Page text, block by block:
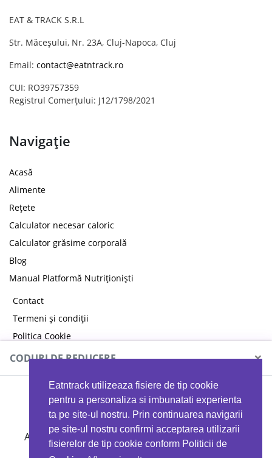
Eatntrack utilizeaza fisiere de tip cookie
pentru a personaliza si imbunatati experienta
ta pe site-ul nostru. Prin continuarea navigarii
pe site-ul nostru confirmi acceptarea utilizarii
fisierelor de tip cookie conform Politicii de
EAT & TRACK S.R.L
Str. Măceșului, Nr. 23A, Cluj-Napoca, Cluj
Email: contact@eatntrack.ro
CUI: RO39757359
Registrul Comerțului: J12/1798/2021
Navigație
Acasă
Alimente
Rețete
Calculator necesar caloric
Calculator grăsime corporală
Blog
Manual Platformă Nutriționiști
Contact
Termeni și condiții
Politica Cookie
Politica de confidențialitate
CODURI DE REDUCERE ×
MYPROTEIN
Ai 40%reducere la orice comandă folosind codul
EATTRACK